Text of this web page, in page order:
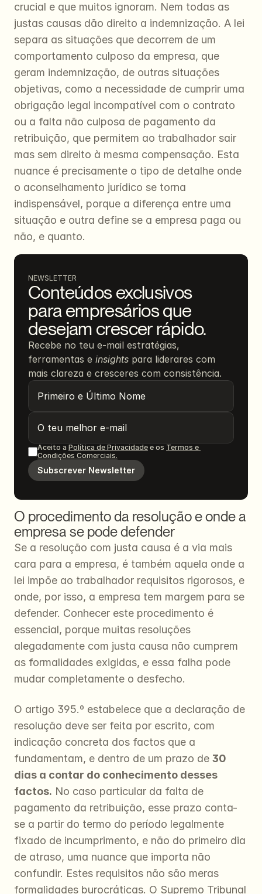
crucial e que muitos ignoram. Nem todas as
justas causas dão direito a indemnização. A lei
separa as situações que decorrem de um
comportamento culposo da empresa, que
geram indemnização, de outras situações
objetivas, como a necessidade de cumprir uma
obrigação legal incompatível com o contrato
ou a falta não culposa de pagamento da
retribuição, que permitem ao trabalhador sair
mas sem direito à mesma compensação. Esta
nuance é precisamente o tipo de detalhe onde
o aconselhamento jurídico se torna
indispensável, porque a diferença entre uma
situação e outra define se a empresa paga ou
não, e quanto.
NEWSLETTER
Conteúdos exclusivos
para empresários que
desejam crescer rápido.
Recebe no teu e-mail estratégias,
ferramentas e insights para liderares com
mais clareza e cresceres com consistência.
Aceito a Política de Privacidade e os Termos e
Condições Comerciais.
Subscrever Newsletter
O procedimento da resolução e onde a
empresa se pode defender
Se a resolução com justa causa é a via mais
cara para a empresa, é também aquela onde a
lei impõe ao trabalhador requisitos rigorosos, e
onde, por isso, a empresa tem margem para se
defender. Conhecer este procedimento é
essencial, porque muitas resoluções
alegadamente com justa causa não cumprem
as formalidades exigidas, e essa falha pode
mudar completamente o desfecho.
O artigo 395.º estabelece que a declaração de
resolução deve ser feita por escrito, com
indicação concreta dos factos que a
fundamentam, e dentro de um prazo de 30
dias a contar do conhecimento desses
factos. No caso particular da falta de
pagamento da retribuição, esse prazo conta-
se a partir do termo do período legalmente
fixado de incumprimento, e não do primeiro dia
de atraso, uma nuance que importa não
confundir. Estes requisitos não são meras
formalidades burocráticas. O Supremo Tribunal